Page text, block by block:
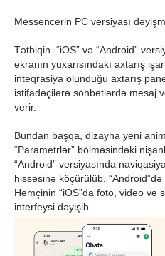
Messencerin PC versiyası
Tətbiqin “iOS” və “Android”
ekranın yuxarısındakı axtarış
inteqrasiya olunduğu axtarış
istifadəçilərə söhbətlərdə mesaj
verir.
Bundan başqa, dizayna yeni
“Parametrlər” bölməsindəki
“Android” versiyasında
hissəsinə köçürülüb.
Həmçinin “iOS”da foto, video və
interfeysi dəyişib.